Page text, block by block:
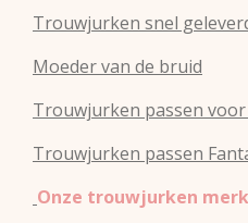
Trouwjurken snel
Moeder van de bruid
Trouwjurken passen voor
Trouwjurken passen
Onze trouwjurken